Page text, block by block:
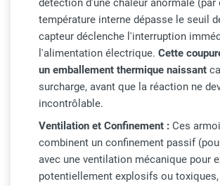
détection d'une chaleur anormale (par
température interne dépasse le seuil
capteur déclenche l'interruption
l'alimentation électrique. Cette
un emballement thermique naissant
surcharge, avant que la réaction ne
incontrôlable.
Ventilation et Confinement : Ces
combinent un confinement passif
avec une ventilation mécanique pour
potentiellement explosifs ou